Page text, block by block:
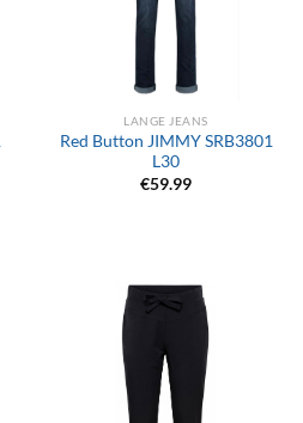
LANGE JEANS
Red Button JIMMY SRB3801
L30
€59.99